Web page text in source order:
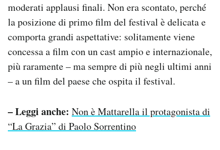
moderati applausi finali. Non era scontato, perché
la posizione di primo film del festival è delicata e
comporta grandi aspettative: solitamente viene
concessa a film con un cast ampio e internazionale,
più raramente – ma sempre di più negli ultimi anni
– a un film del paese che ospita il festival.
– Leggi anche: Non è Mattarella il protagonista di
“La Grazia” di Paolo Sorrentino